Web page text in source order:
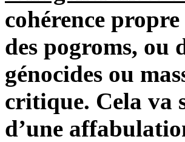
cohérence
des pogroms, ou
génocides ou
critique. Cela va
d’une